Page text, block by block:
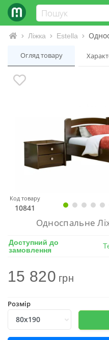
Інтернет-магазин матраців
Ліжка Estella
Огляд товару
Код товару
10841
Односпальне
Доступний до
замовлення
15 820грн
Розмір